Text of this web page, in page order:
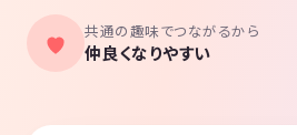
共通の趣味でつながるから
仲良くなりやすい